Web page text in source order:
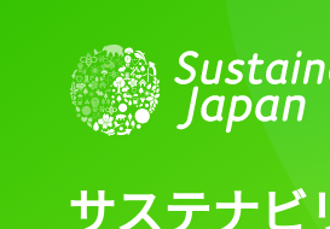
サステナビ